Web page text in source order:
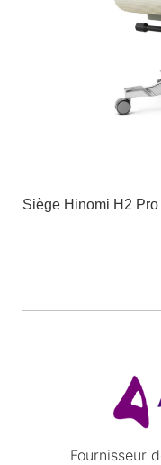
Siège Hinomi H2 Pro
Fournisseur